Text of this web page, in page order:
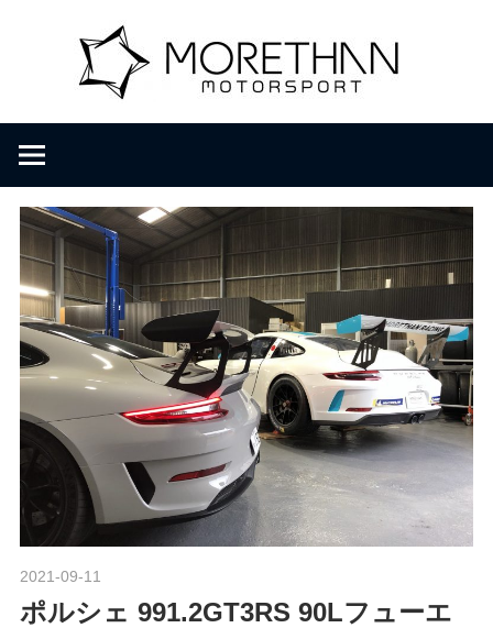
ツ
o
r
e
t
h
a
n
M
D
r
o
m
b
a
c
h
e
・
ル
シ
ェ
純
2021-09-11
ポルシェ 991.2GT3RS 90Lフューエ